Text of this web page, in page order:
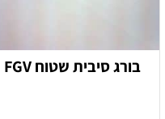
בורג סיבית שטוח FGV